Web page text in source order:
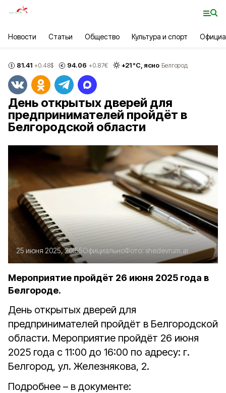
Новости Статьи Общество Культура и спорт
81.41 +0.48$ 94.06 +0.87€ +21°С, ясно Белгород
День открытых дверей для
предпринимателей пройдёт в
Белгородской области
25 июня 2025, 20:55ОфициальноФото: shedevrum.ai
Мероприятие пройдёт 26 июня 2025 года в
Белгороде.
День открытых дверей для
предпринимателей пройдёт в Белгородской
области. Мероприятие пройдёт 26 июня
2025 года с 11:00 до 16:00 по адресу: г.
Белгород, ул. Железнякова, 2.
Подробнее – в документе: